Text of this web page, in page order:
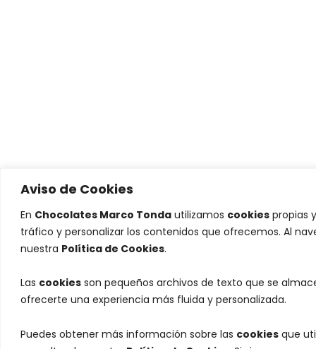
Aviso de Cookies
En Chocolates Marco Tonda utilizamos cookies propias
tráfico y personalizar los contenidos que ofrecemos. Al
nuestra Política de Cookies.
Las cookies son pequeños archivos de texto que se
ofrecerte una experiencia más fluida y personalizada.
Puedes obtener más información sobre las cookies que